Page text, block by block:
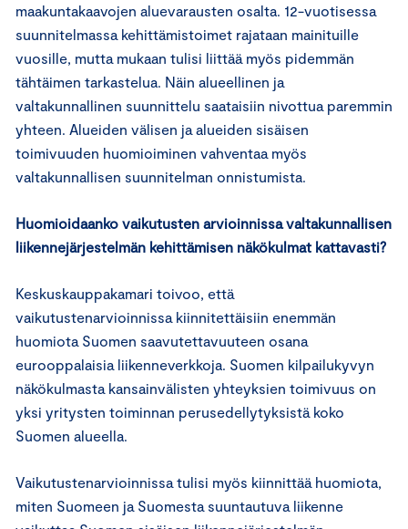
maakuntakaavojen aluevarausten osalta. 12-vuotisessa
suunnitelmassa kehittämistoimet rajataan mainituille
vuosille, mutta mukaan tulisi liittää myös pidemmän
tähtäimen tarkastelua. Näin alueellinen ja
valtakunnallinen suunnittelu saataisiin nivottua paremmin
yhteen. Alueiden välisen ja alueiden sisäisen
toimivuuden huomioiminen vahventaa myös
valtakunnallisen suunnitelman onnistumista.
Huomioidaanko vaikutusten arvioinnissa valtakunnallisen
liikennejärjestelmän kehittämisen näkökulmat kattavasti?
Keskuskauppakamari toivoo, että
vaikutustenarvioinnissa kiinnitettäisiin enemmän
huomiota Suomen saavutettavuuteen osana
eurooppalaisia liikenneverkkoja. Suomen kilpailukyvyn
näkökulmasta kansainvälisten yhteyksien toimivuus on
yksi yritysten toiminnan perusedellytyksistä koko
Suomen alueella.
Vaikutustenarvioinnissa tulisi myös kiinnittää huomiota,
miten Suomeen ja Suomesta suuntautuva liikenne